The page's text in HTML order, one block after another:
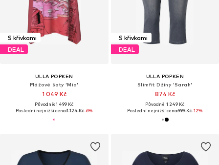
S křivkami
DEAL
ULLA POPKEN
Plážové šaty 'Mia'
1 049 Kč
Původně: 1 499 Kč
Poslední nejnižší cena:1 124 Kč-6%
S křivkami
DEAL
ULLA POPKEN
Slimfit Džíny 'Sarah'
874 Kč
Původně: 1 249 Kč
Poslední nejnižší cena:999 Kč-12%